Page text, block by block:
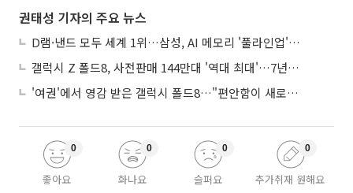
권태성 기자의 주요 뉴스
D램·낸드 모두 세계 1위…삼성, AI 메모리 '풀라인업'으로 승부
갤럭시 Z 폴드8, 사전판매 144만대 '역대 최대'…7년만에 갤노트10 기록 넘어
'여권'에서 영감 받은 갤럭시 폴드8…"편안함이 새로운 디자인 경쟁력"
좋아요
0
화나요
0
슬퍼요
0
추가취재 원해요
0